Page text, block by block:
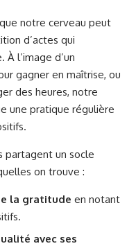
notre cerveau peut
d’actes qui
l’image d’un
gagner en maîtrise, ou
des heures, notre
une pratique régulière
partagent un socle
on trouve :
la gratitude en notant
avec ses